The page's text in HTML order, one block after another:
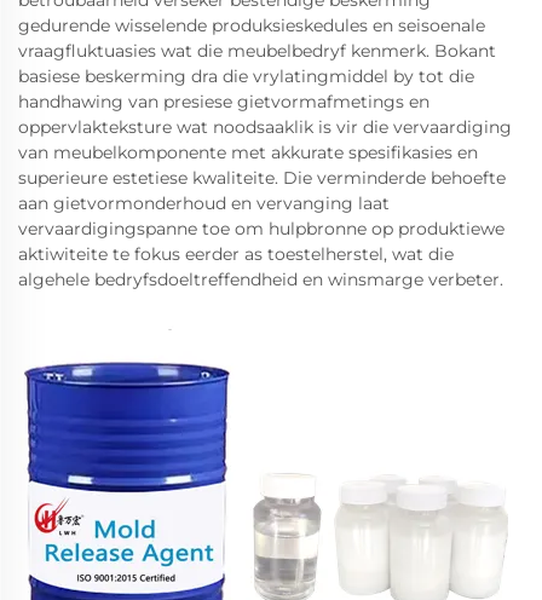
gedurende wisselende produksieskedules en seisoenale
vraagfluktuasies wat die meubelbedryf kenmerk. Bokant
basiese beskerming dra die vrylatingmiddel by tot die
handhawing van presiese gietvormafmetings en
oppervlakteksture wat noodsaaklik is vir die vervaardiging
van meubelkomponente met akkurate spesifikasies en
superieure estetiese kwaliteite. Die verminderde behoefte
aan gietvormonderhoud en vervanging laat
vervaardigingspanne toe om hulpbronne op produktiewe
aktiwiteite te fokus eerder as toestelherstel, wat die
algehele bedryfsdoeltreffendheid en winsmarge verbeter.